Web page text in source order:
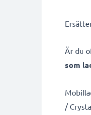
Är du
som
/